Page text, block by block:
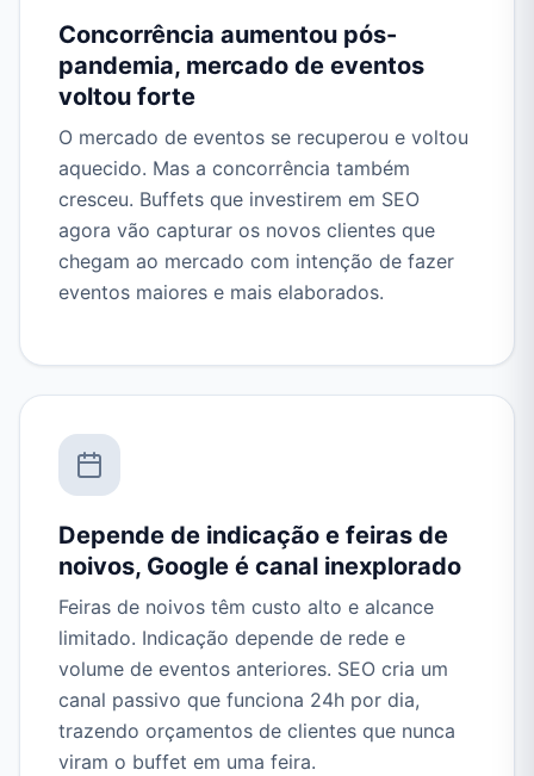
Concorrência aumentou pós-
pandemia, mercado de eventos
voltou forte
O mercado de eventos se recuperou e voltou
aquecido. Mas a concorrência também
cresceu. Buffets que investirem em SEO
agora vão capturar os novos clientes que
chegam ao mercado com intenção de fazer
eventos maiores e mais elaborados.
Depende de indicação e feiras de
noivos, Google é canal inexplorado
Feiras de noivos têm custo alto e alcance
limitado. Indicação depende de rede e
volume de eventos anteriores. SEO cria um
canal passivo que funciona 24h por dia,
trazendo orçamentos de clientes que nunca
viram o buffet em uma feira.